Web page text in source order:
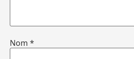
Nom *